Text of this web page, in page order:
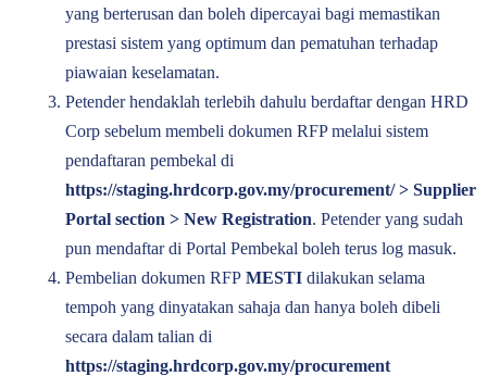
yang berterusan dan boleh dipercayai bagi memastikan
prestasi sistem yang optimum dan pematuhan terhadap
piawaian keselamatan.
Petender hendaklah terlebih dahulu berdaftar dengan HRD
Corp sebelum membeli dokumen RFP melalui sistem
pendaftaran pembekal di
https://staging.hrdcorp.gov.my/procurement/ > Supplier
Portal section > New Registration. Petender yang sudah
pun mendaftar di Portal Pembekal boleh terus log masuk.
Pembelian dokumen RFP MESTI dilakukan selama
tempoh yang dinyatakan sahaja dan hanya boleh dibeli
secara dalam talian di
https://staging.hrdcorp.gov.my/procurement